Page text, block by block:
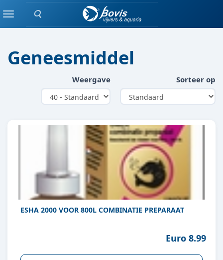
Zoeken
MenuWATERBEHANDELING / VERZORGING
Geneesmiddel
Weergave Sorteer op
ESHA 2000 VOOR 800L COMBINATIE PREPARAAT
Euro 8.99